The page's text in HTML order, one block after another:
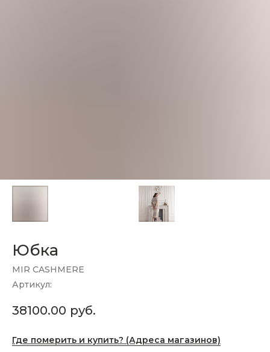
Юбка
MIR CASHMERE
Артикул:
38100.00 руб.
Где померить и купить? (Адреса магазинов)